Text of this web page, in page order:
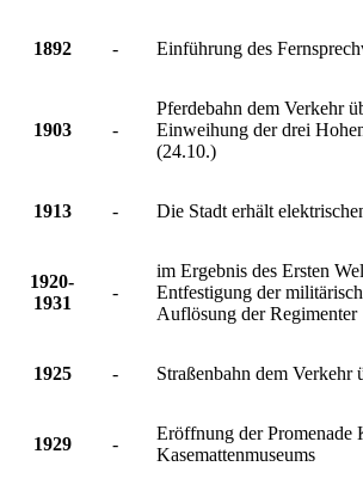
1892 - Einführung des
1903 -
Pferdebahn dem Verkehr
Einweihung der drei
(24.10.)
1913 - Die Stadt erhält
1920-
1931
-
im Ergebnis des Ersten
Entfestigung der
Auflösung der Regimenter
1925 - Straßenbahn dem Verkehr
1929 -
Eröffnung der Promenade
Kasemattenmuseums